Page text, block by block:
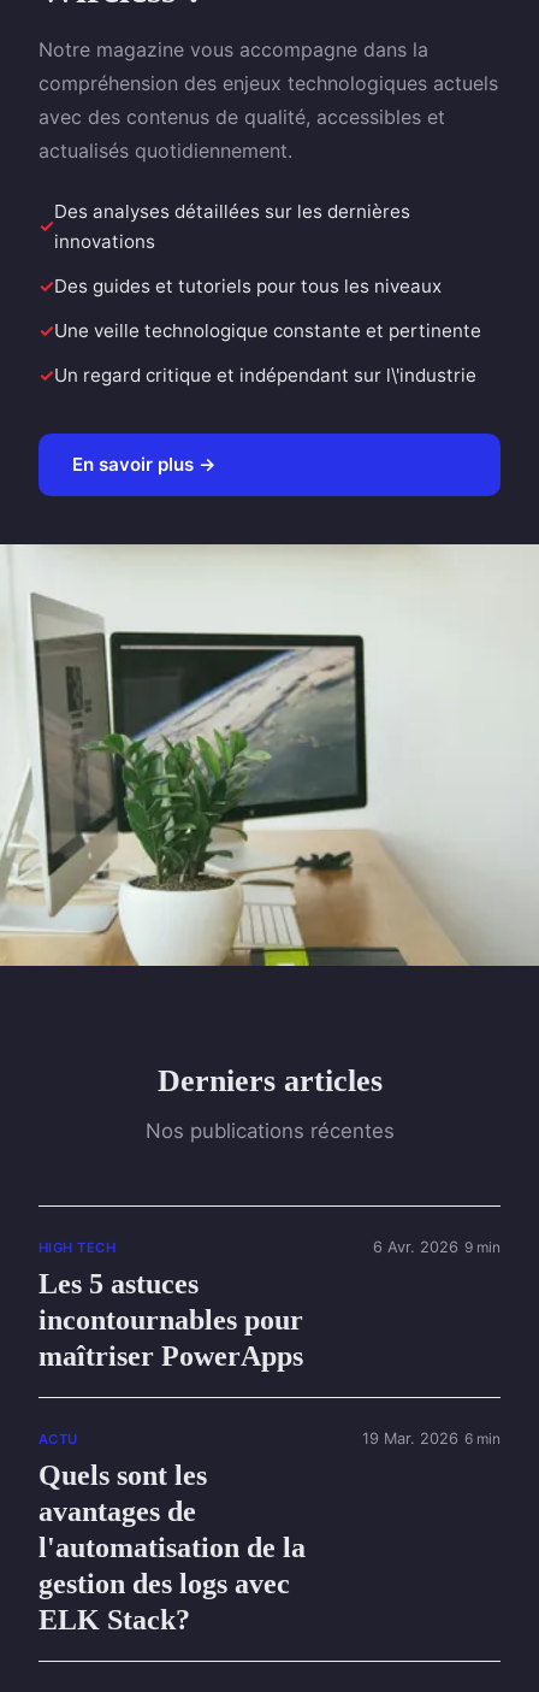
Notre magazine vous accompagne dans la
compréhension des enjeux technologiques actuels
avec des contenus de qualité, accessibles et
actualisés quotidiennement.
Des analyses détaillées sur les dernières
innovations
Des guides et tutoriels pour tous les niveaux
Une veille technologique constante et pertinente
Un regard critique et indépendant sur l\'industrie
En savoir plus →
Derniers articles
Nos publications récentes
HIGH TECH
Les 5 astuces
incontournables pour
maîtriser PowerApps
6 Avr. 2026 9 min
ACTU
Quels sont les
avantages de
l'automatisation de la
gestion des logs avec
ELK Stack?
19 Mar. 2026 6 min